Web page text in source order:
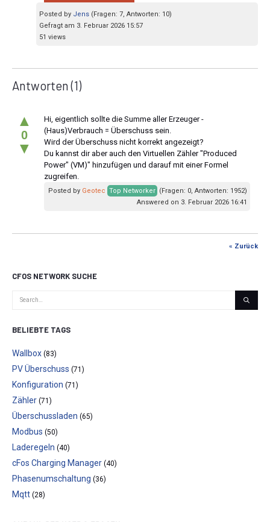
Posted by Jens (Fragen: 7, Antworten: 10)
Gefragt am 3. Februar 2026 15:57
51 views
Antworten(1)
▲
0
▼
Hi, eigentlich sollte die Summe aller Erzeuger -
(Haus)Verbrauch = Überschuss sein.
Wird der Überschuss nicht korrekt angezeigt?
Du kannst dir aber auch den Virtuellen Zähler "Produced
Power" (VM)" hinzufügen und darauf mit einer Formel
zugreifen.
Posted by Geotec Top Networker (Fragen: 0, Antworten: 1952)
Answered on 3. Februar 2026 16:41
« Zurück
CFOS NETWORK SUCHE
BELIEBTE TAGS
Wallbox (83)
PV Überschuss (71)
Konfiguration (71)
Zähler (71)
Überschussladen (65)
Modbus (50)
Laderegeln (40)
cFos Charging Manager (40)
Phasenumschaltung (36)
Mqtt (28)